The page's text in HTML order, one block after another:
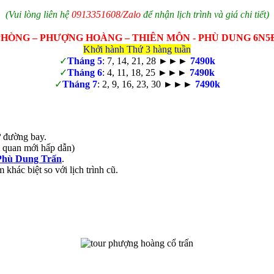
(Vui lòng liên hệ0913351608/Zalođể nhận lịch trình và giá chi tiết)
– PHƯỢNG HOÀNG – THIÊN MÔN - PHÙ DUNG
Khởi hành Thứ 3 hàng tuần
✓Tháng 5: 7, 14, 21, 28 ►►► 7490k
✓Tháng 6: 4, 11, 18, 25 ►►► 7490k
✓Tháng 7: 2, 9, 16, 23, 30 ►►► 7490k
bay.
mới hấp dẫn)
Dung Trấn.
khác biệt so với lịch trình cũ.